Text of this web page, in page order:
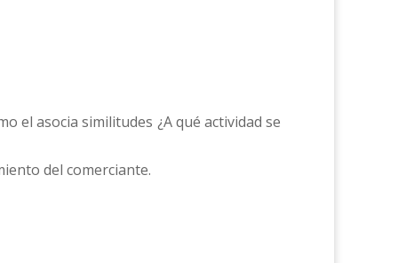
el asocia similitudes ¿A qué actividad se
del comerciante.